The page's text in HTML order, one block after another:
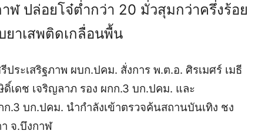
ฬ ปล่อยโจ๋ต่ำกว่า 20 มั่วสุมกว่าครึ่งร้อย
ยาเสพติดเกลื่อนพื้น
ระเสริฐภาพ ผบก.ปคม. สั่งการ พ.ต.อ. ศิรเมศร์ เมธี
เดช เจริญลาภ รอง ผกก.3 บก.ปคม. และ
ก.3 บก.ปคม. นำกำลังเข้าตรวจค้นสถานบันเทิง ชง
จ.บึงกาฬ